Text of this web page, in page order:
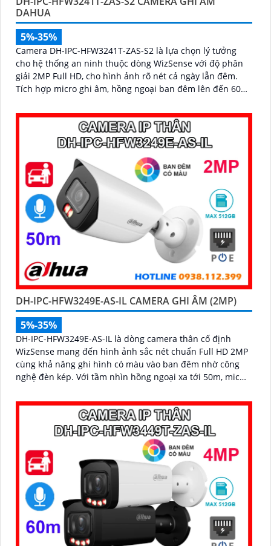
DAHUA
5%-35%
Camera DH-IPC-HFW3241T-ZAS-S2 là lựa chọn lý tưởng
cho hệ thống an ninh thuộc dòng WizSense với độ phân
giải 2MP Full HD, cho hình ảnh rõ nét cả ngày lẫn đêm.
Tích hợp micro ghi âm, hồng ngoại ban đêm lên đến 60m
chính xác, nâng cao hiệu quả giám sát
DH-IPC-HFW3249E-AS-IL CAMERA GHI ÂM (2MP)
5%-35%
DH-IPC-HFW3249E-AS-IL là dòng camera thân cố định
WizSense mang đến hình ảnh sắc nét chuẩn Full HD 2MP
cùng khả năng ghi hình có màu vào ban đêm nhờ công
nghệ đèn kép. Với tầm nhìn hồng ngoại xa tới 50m, mic
người và xe giúp giám sát hiệu quả và giảm thiểu cảnh
báo giả, hỗ trợ khe thẻ nhớ lên đến 512GB, chuẩn chống
nước IP67 giá rẻ